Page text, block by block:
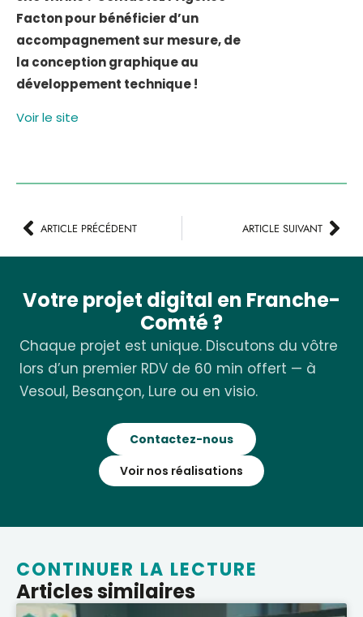
Facton pour bénéficier d’un
accompagnement sur mesure, de
la conception graphique au
développement technique !
Voir le site
ARTICLE PRÉCÉDENT ARTICLE SUIVANT
Votre projet digital en Franche-
Comté ?
Chaque projet est unique. Discutons du vôtre
lors d’un premier RDV de 60 min offert — à
Vesoul, Besançon, Lure ou en visio.
Contactez-nous
Voir nos réalisations
CONTINUER LA LECTURE
Articles similaires